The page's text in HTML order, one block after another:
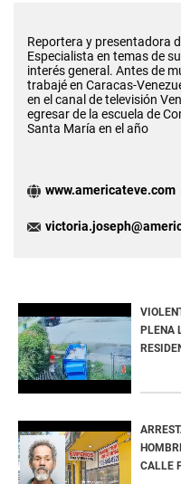
Reportera y presentadora
Especialista en temas de
interés general. Antes de
trabajé en Caracas-
en el canal de televisión
egresar de la escuela de
Santa María en el año
www.americateve.com
PLENA
CALLE